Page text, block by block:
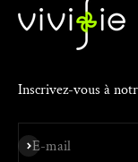
Inscrivez-vous à
E-mail
S'inscrire